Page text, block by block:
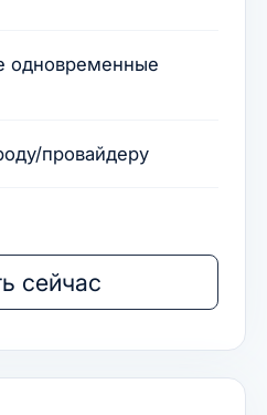
одновременные
провайдеру
сейчас